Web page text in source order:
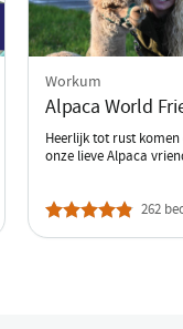
Workum
Alpaca World
Heerlijk tot rust
onze lieve Alpaca
262